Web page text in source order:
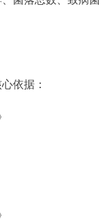
依据：